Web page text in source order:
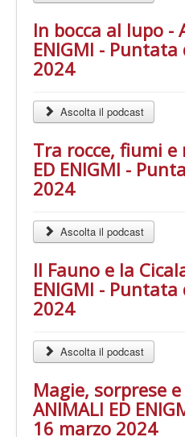
In bocca al lupo -
ENIGMI - Puntata
2024
Ascolta il podcast
Tra rocce, fiumi e
ED ENIGMI -
2024
Ascolta il podcast
Il Fauno e la
ENIGMI -
2024
Ascolta il podcast
Magie, sorprese
ANIMALI ED
16 marzo 2024